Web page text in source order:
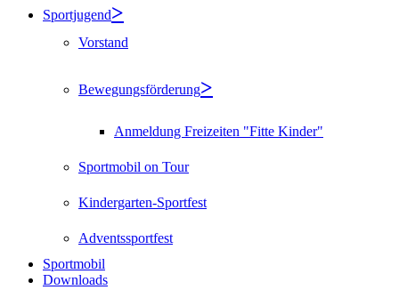
Sportjugend
Vorstand
Bewegungsförderung
Anmeldung Freizeiten "Fitte Kinder"
Sportmobil on Tour
Kindergarten-Sportfest
Adventssportfest
Sportmobil
Downloads